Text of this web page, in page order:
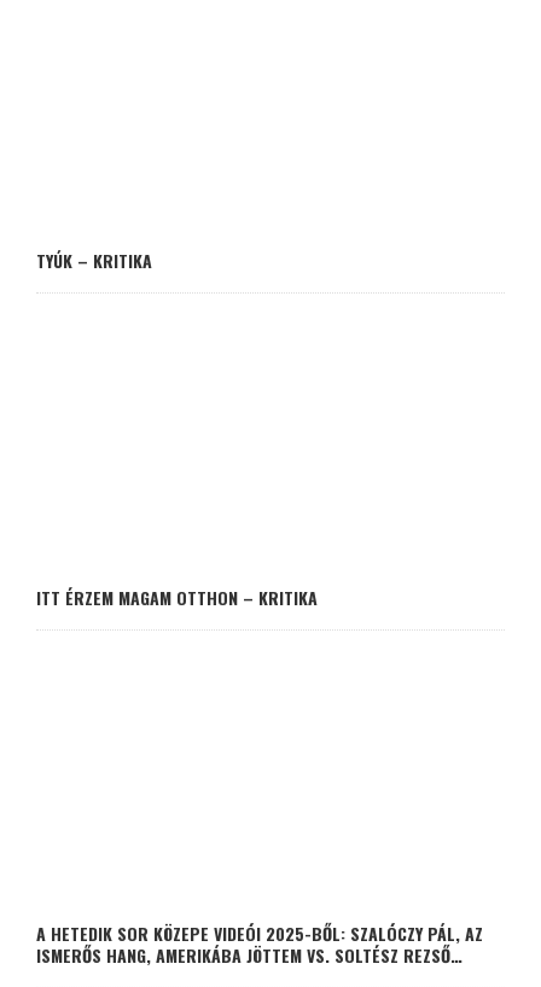
TYÚK – KRITIKA
ITT ÉRZEM MAGAM OTTHON – KRITIKA
A HETEDIK SOR KÖZEPE VIDEÓI 2025-BŐL: SZALÓCZY PÁL, AZ
ISMERŐS HANG, AMERIKÁBA JÖTTEM VS. SOLTÉSZ REZSŐ…